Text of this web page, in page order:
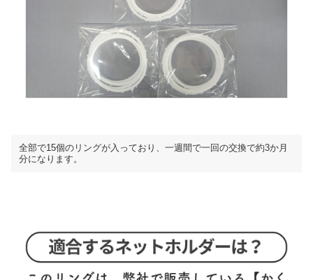
全部で15個のリングが入っており、一週間で一回の交換で約3か月
分になります。